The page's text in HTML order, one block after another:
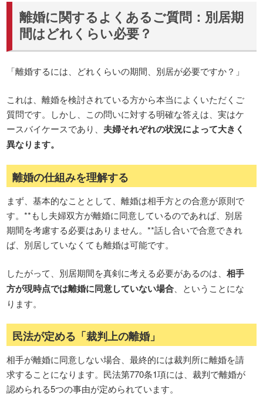
離婚に関するよくあるご質問：別居期
間はどれくらい必要？
「離婚するには、どれくらいの期間、別居が必要ですか？」
これは、離婚を検討されている方から本当によくいただくご
質問です。しかし、この問いに対する明確な答えは、実はケ
ースバイケースであり、 夫婦それぞれの状況によって大きく
異なります。
離婚の仕組みを理解する
まず、基本的なこととして、離婚は相手方との合意が原則で
す。**もし夫婦双方が離婚に同意しているのであれば、別居
期間を考慮する必要はありません。**話し合いで合意できれ
ば、別居していなくても離婚は可能です。
したがって、別居期間を真剣に考える必要があるのは、相手
方が現時点では離婚に同意していない場合 、ということにな
ります。
民法が定める「裁判上の離婚」
相手が離婚に同意しない場合、最終的には裁判所に離婚を請
求することになります。民法第770条1項には、裁判で離婚が
認められる5つの事由が定められています。